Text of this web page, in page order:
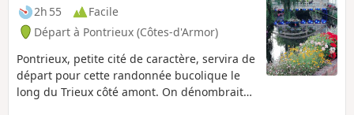
2h 55
Facile
Départ à Pontrieux (Côtes-d'Armor)
Pontrieux, petite cité de caractère, servira de
départ pour cette randonnée bucolique le
long du Trieux côté amont. On dénombrait